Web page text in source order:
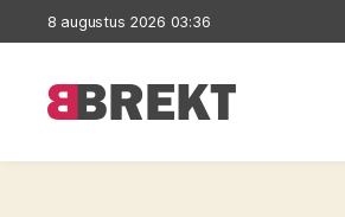
8 augustus 2026 03:36